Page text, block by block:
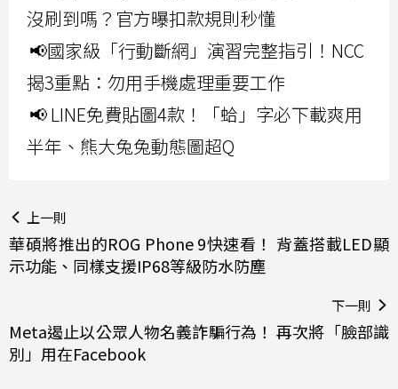
沒刷到嗎？官方曝扣款規則秒懂
📢國家級「行動斷網」演習完整指引！NCC
揭3重點：勿用手機處理重要工作
📢 LINE免費貼圖4款！「蛤」字必下載爽用
半年、熊大兔兔動態圖超Q
上一則
華碩將推出的ROG Phone 9快速看！ 背蓋搭載LED顯
示功能、同樣支援IP68等級防水防塵
下一則
Meta遏止以公眾人物名義詐騙行為！ 再次將「臉部識
別」用在Facebook